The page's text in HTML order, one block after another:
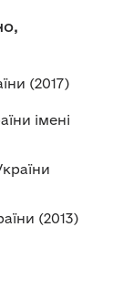
(2017)
імені
(2013)